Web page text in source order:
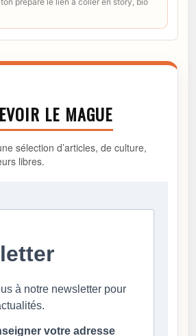
LE MAGUE
sélection d’articles, de culture,
libres.